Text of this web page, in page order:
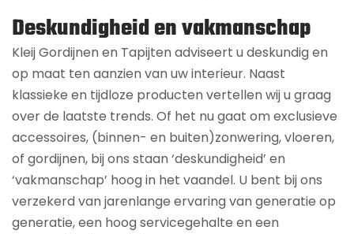
Deskundigheid en vakmanschap
Kleij Gordijnen en Tapijten adviseert u deskundig en
op maat ten aanzien van uw interieur. Naast
klassieke en tijdloze producten vertellen wij u graag
over de laatste trends. Of het nu gaat om exclusieve
accessoires, (binnen- en buiten)zonwering, vloeren,
of gordijnen, bij ons staan ‘deskundigheid’ en
‘vakmanschap’ hoog in het vaandel. U bent bij ons
verzekerd van jarenlange ervaring van generatie op
generatie, een hoog servicegehalte en een